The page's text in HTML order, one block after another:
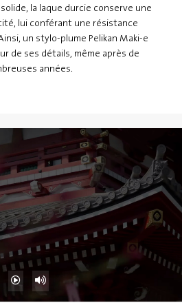
la laque durcie conserve une
lui conférant une résistance
un stylo-plume Pelikan Maki-e
de ses détails, même après de
années.